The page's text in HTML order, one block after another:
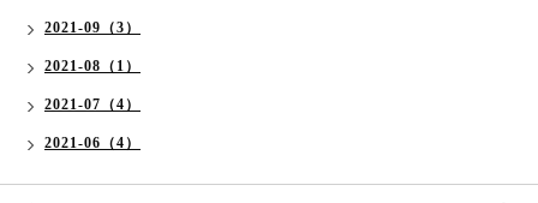
2021-09（3）
2021-08（1）
2021-07（4）
2021-06（4）